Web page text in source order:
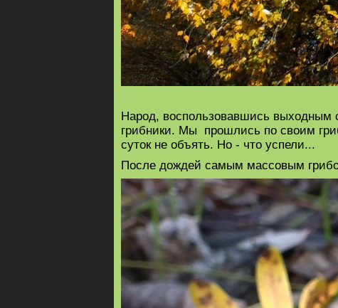
Народ, воспользовавшись
грибники. Мы прошлись по своим
суток не объять. Но - что успели...
После дождей самым массовым